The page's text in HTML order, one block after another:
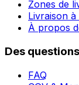
Zones de
Livraison à
À propos
Des questions
FAQ